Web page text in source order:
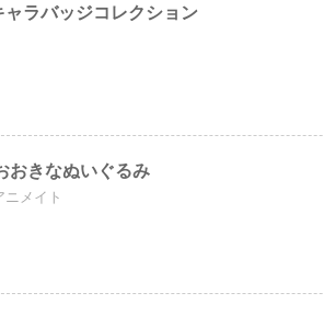
ラバッジコレクション
おきなぬいぐるみ
ニメイト